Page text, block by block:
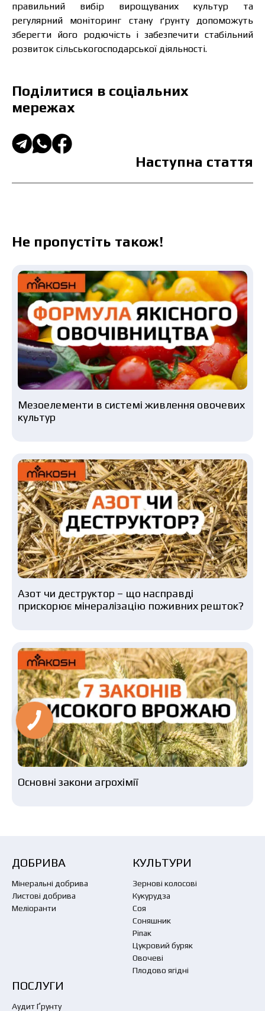
правильний вибір вирощуваних культур та
регулярний моніторинг стану ґрунту допоможуть
зберегти його родючість і забезпечити стабільний
розвиток сільськогосподарської діяльності.
Поділитися в соціальних
мережах
Наступна стаття
Не пропустіть також!
Мезоелементи в системі живлення овочевих
культур
Азот чи деструктор – що насправді
прискорює мінералізацію поживних решток?
Основні закони агрохімії
ДОБРИВА
Мінеральні добрива
Листові добрива
Меліоранти
КУЛЬТУРИ
Зернові колосові
Кукурудза
Соя
Соняшник
Ріпак
Цукровий буряк
Овочеві
Плодово ягідні
ПОСЛУГИ
Аудит Ґрунту